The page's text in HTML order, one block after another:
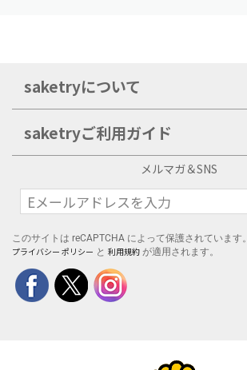
saketryについて
saketryご利用ガイド
メルマガ＆SNS
このサイトは reCAPTCHA によって保護されています。
プライバシー ポリシー と 利用規約 が適用されます。